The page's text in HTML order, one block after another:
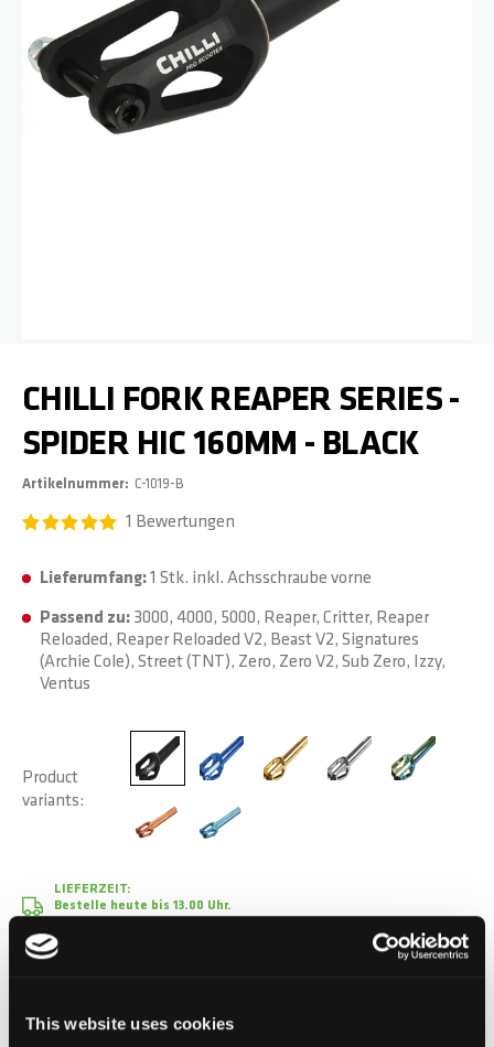
This website uses cookies
CHILLI FORK REAPER SERIES -
SPIDER HIC 160MM - BLACK
Artikelnummer C-1019-B
1 Bewertungen
Lieferumfang:1 Stk. inkl. Achsschraube vorne
Passend zu: 3000, 4000, 5000, Reaper, Critter, Reaper
Reloaded, Reaper Reloaded V2, Beast V2, Signatures
(Archie Cole), Street (TNT), Zero, Zero V2, Sub Zero, Izzy,
Ventus
Product
variants
LIEFERZEIT:
Bestelle heute bis 13.00 Uhr.